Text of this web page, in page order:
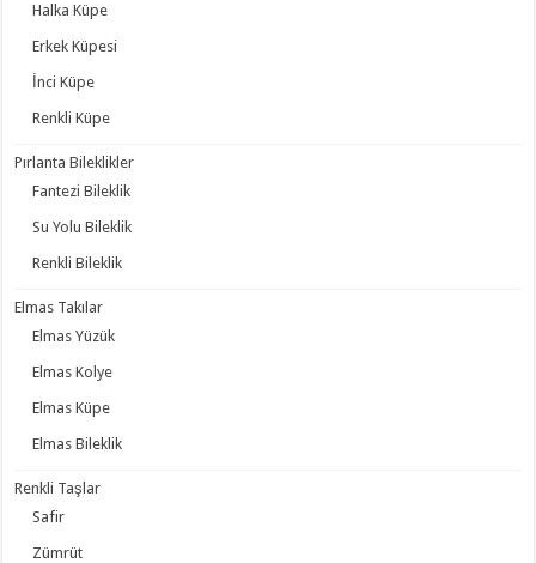
Halka Küpe
Erkek Küpesi
İnci Küpe
Renkli Küpe
Pırlanta Bileklikler
Fantezi Bileklik
Su Yolu Bileklik
Renkli Bileklik
Elmas Takılar
Elmas Yüzük
Elmas Kolye
Elmas Küpe
Elmas Bileklik
Renkli Taşlar
Safir
Zümrüt